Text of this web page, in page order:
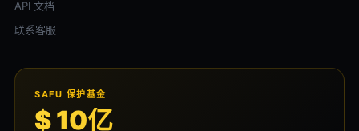
API 文档
联系客服
SAFU 保护基金
$ 10亿